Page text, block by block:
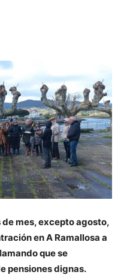
mes, excepto agosto,
en A Ramallosa a
que se
pensiones dignas.